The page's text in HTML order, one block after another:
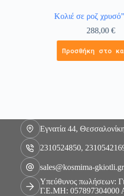
Κολιέ σε ροζ
288,00€
Προσθήκη στο
Εγνατία 44,
2310524850,
sales@kosmima-gkiotli.gr
Υπεύθυνος πωλήσεων:
Γ.Ε.ΜΗ: 057897304000